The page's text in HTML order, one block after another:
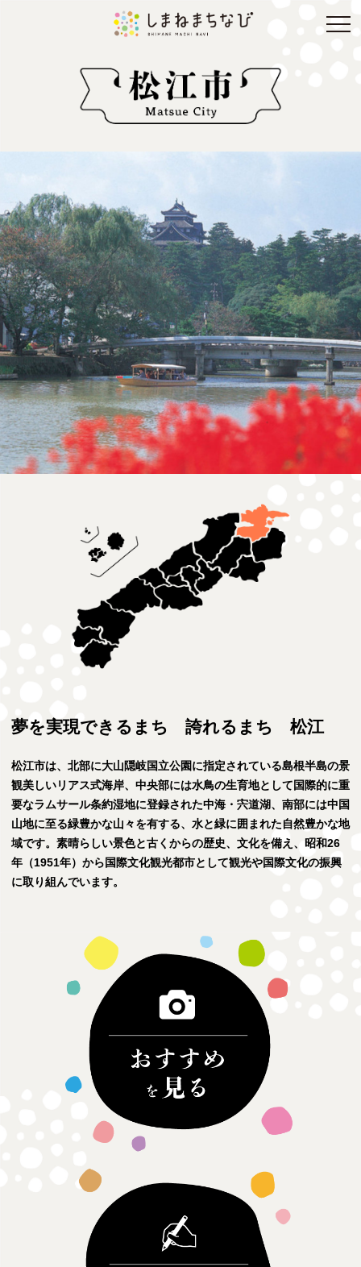
夢を実現できるまち 誇れるまち 松江
松江市は、北部に大山隠岐国立公園に指定されている島根半島の景
観美しいリアス式海岸、中央部には水鳥の生育地として国際的に重
要なラムサール条約湿地に登録された中海・宍道湖、南部には中国
山地に至る緑豊かな山々を有する、水と緑に囲まれた自然豊かな地
域です。素晴らしい景色と古くからの歴史、文化を備え、昭和26
年（1951年）から国際文化観光都市として観光や国際文化の振興
に取り組んでいます。